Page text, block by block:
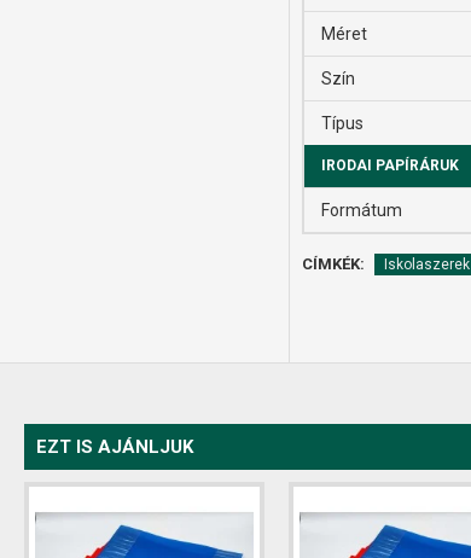
Méret
Szín
Típus
IRODAI PAPÍRÁRUK
Formátum
CÍMKÉK: Iskolaszerek
EZT IS AJÁNLJUK